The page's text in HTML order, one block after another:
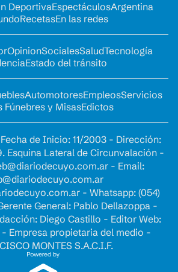
DeportivaEspectáculosArgentina
RecetasEn las redes
OpinionSocialesSaludTecnología
Estado del tránsito
AutomotoresEmpleosServicios
Fúnebres y MisasEdictos
de Inicio: 11/2003 - Dirección:
Esquina Lateral de Circunvalación -
- Email:
- Whatsapp: (054)
General: Pablo Dellazoppa -
Diego Castillo - Editor Web:
Empresa propietaria del medio -
MONTES S.A.C.I.F.